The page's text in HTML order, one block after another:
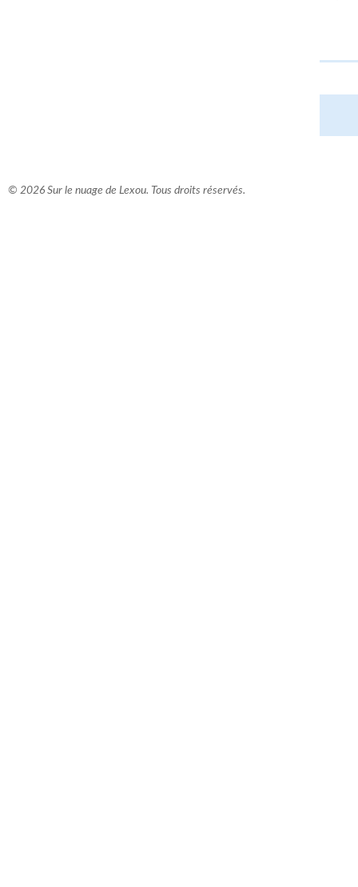
© 2026 Sur le nuage de Lexou. Tous droits réservés.